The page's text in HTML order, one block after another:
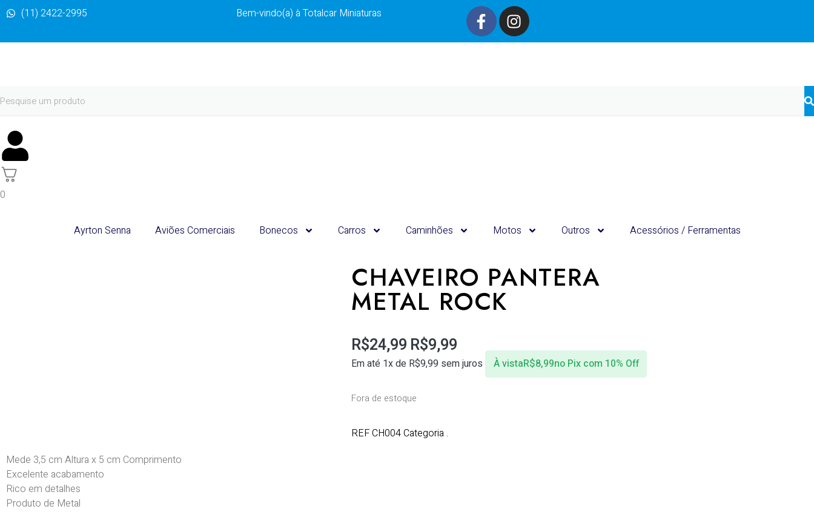
(11) 2422-2995 Bem-vindo(a) à Totalcar Miniaturas
0
Ayrton Senna Aviões Comerciais Bonecos Carros Caminhões Motos Outros Acessórios / Ferramentas
CHAVEIRO PANTERA
METAL ROCK
R$24,99 R$9,99
Em até 1x de R$9,99 sem juros À vistaR$8,99no Pix com 10% Off
Fora de estoque
REFCH004Categoria .
Mede 3,5 cm Altura x 5 cm Comprimento
Excelente acabamento
Rico em detalhes
Produto de Metal